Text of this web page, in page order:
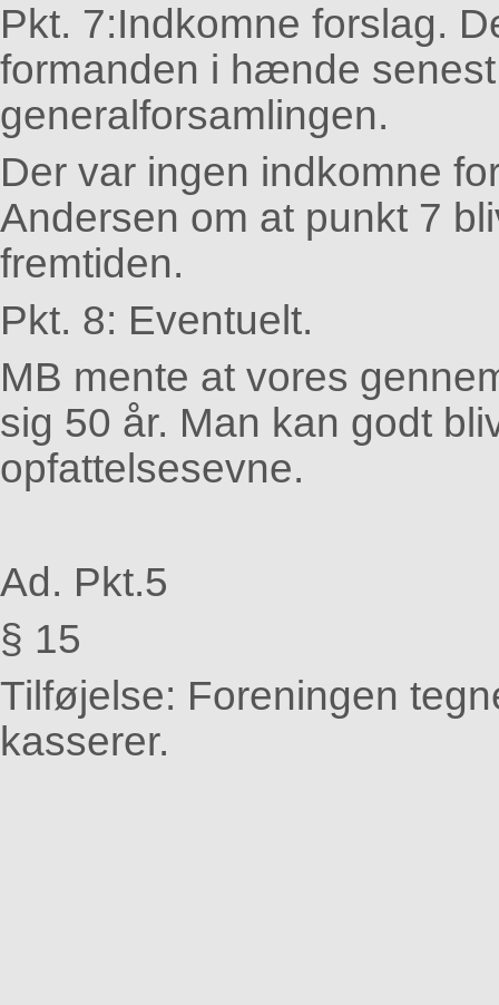
Pkt. 7:Indkomne forslag.
formanden i hænde
generalforsamlingen.
Der var ingen indkomne
Andersen om at punkt 7
fremtiden.
Pkt. 8: Eventuelt.
MB mente at vores
sig 50 år. Man kan godt
opfattelsesevne.
Ad. Pkt.5
§ 15
Tilføjelse: Foreningen
kasserer.